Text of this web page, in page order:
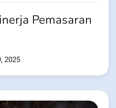
Pemasaran
2025